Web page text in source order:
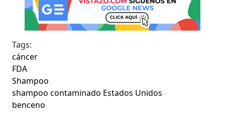
Tags:
cáncer
FDA
Shampoo
shampoo contaminado Estados Unidos
benceno